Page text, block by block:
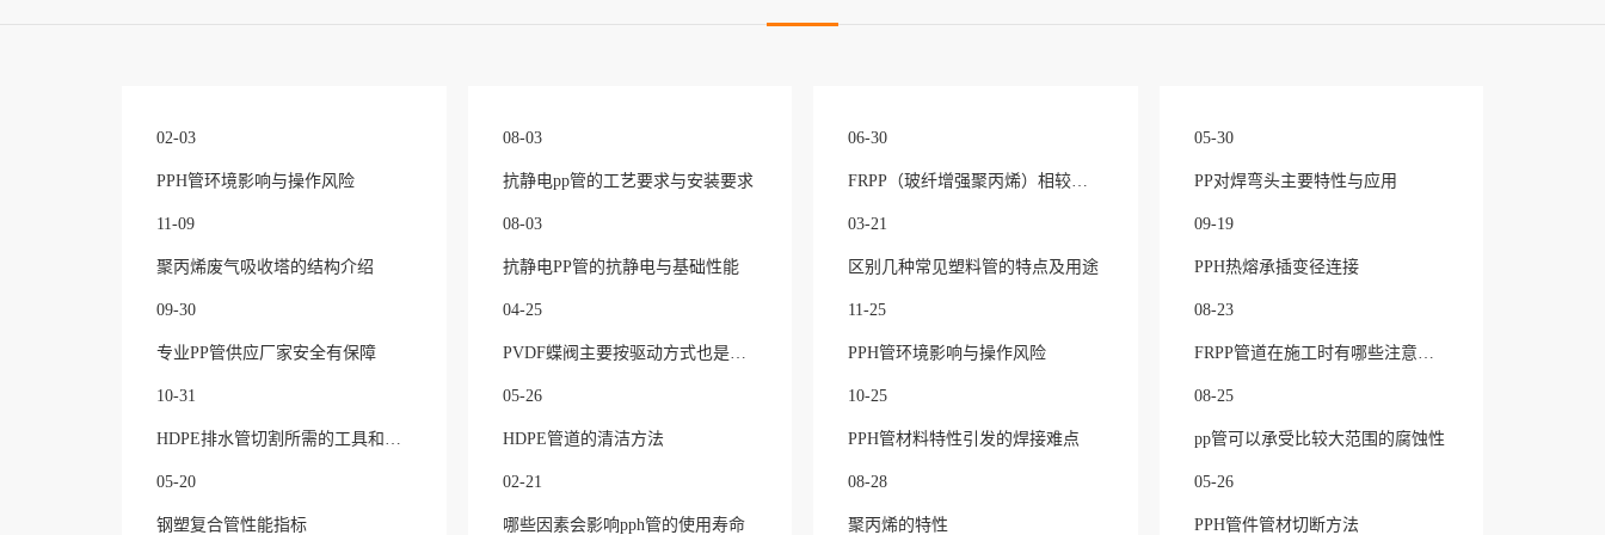
02-03
PPH管环境影响与操作风险
11-09
聚丙烯废气吸收塔的结构介绍
09-30
专业PP管供应厂家安全有保障
10-31
05-20
钢塑复合管性能指标
08-03
抗静电pp管的工艺要求与安装要求
08-03
抗静电PP管的抗静电与基础性能
04-25
PVDF蝶阀主要按驱动方式也是选型时的核心区分点
05-26
HDPE管道的清洁方法
02-21
哪些因素会影响pph管的使用寿命
06-30
03-21
区别几种常见塑料管的特点及用途
11-25
PPH管环境影响与操作风险
10-25
PPH管材料特性引发的焊接难点
08-28
聚丙烯的特性
05-30
PP对焊弯头主要特性与应用
09-19
PPH热熔承插变径连接
08-23
08-25
pp管可以承受比较大范围的腐蚀性
05-26
PPH管件管材切断方法